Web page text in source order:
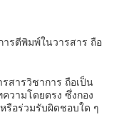
รตีพิมพ์ในวารสาร ถือ
สารวิชาการ ถือเป็น
วามโดยตรง ซึ่งกอง
รือร่วมรับผิดชอบใด ๆ